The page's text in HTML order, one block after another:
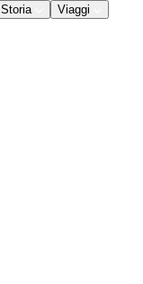
Storia Viaggi